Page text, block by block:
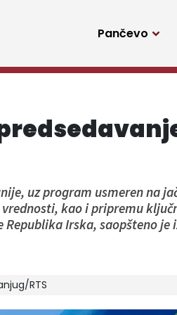
Pančevo
uz program usmeren na
kao i pripremu
Republika Irska, saopšteno je
RTS